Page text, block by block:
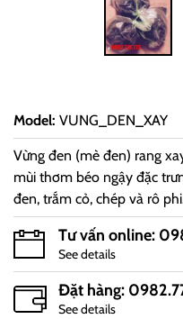
Model: VUNG_DEN_XAY
Vừng đen (mè đen) rang
mùi thơm béo ngậy đặc
đen, trắm cỏ, chép và rô
Tư vấn online:
See details
Đặt hàng:
See details